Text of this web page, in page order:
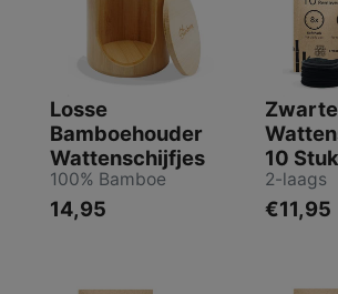
Losse
Bamboehouder
Wattenschijfjes
100% Bamboe
14,95
10
2-laags
€11,95